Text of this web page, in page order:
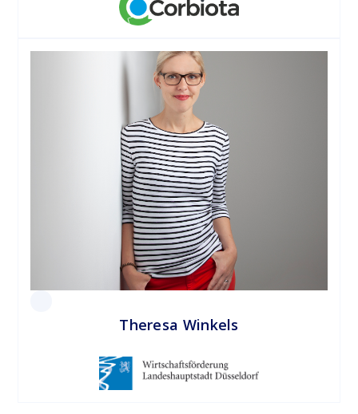
Theresa Winkels